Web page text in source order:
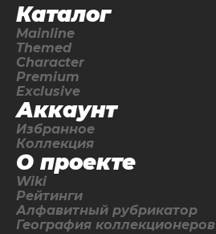
Каталог
Mainline
Themed
Character
Premium
Exclusive
Аккаунт
Избранное
Коллекция
О проекте
Wiki
Рейтинги
Алфавитный рубрикатор
География коллекционеров